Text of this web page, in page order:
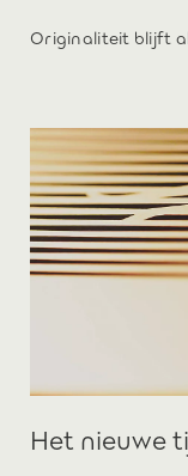
Originaliteit blijft
Het nieuwe